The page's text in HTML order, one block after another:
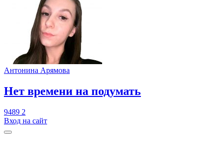
Антонина Арямова
​Нет времени на подумать
9489 2
Вход на сайт